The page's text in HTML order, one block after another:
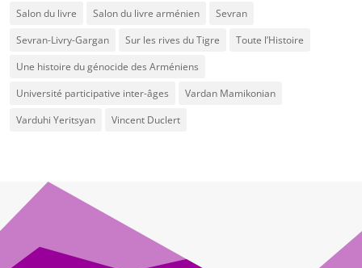
Salon du livre
Salon du livre arménien
Sevran
Sevran-Livry-Gargan
Sur les rives du Tigre
Toute l’Histoire
Une histoire du génocide des Arméniens
Université participative inter-âges
Vardan Mamikonian
Varduhi Yeritsyan
Vincent Duclert